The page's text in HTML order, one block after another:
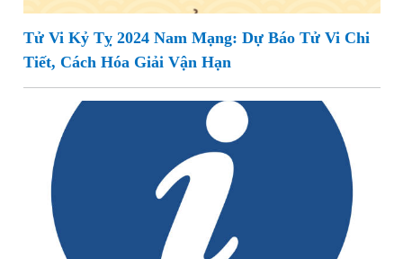
Tử Vi Kỷ Tỵ 2024 Nam Mạng: Dự Báo Tử Vi Chi
Tiết, Cách Hóa Giải Vận Hạn